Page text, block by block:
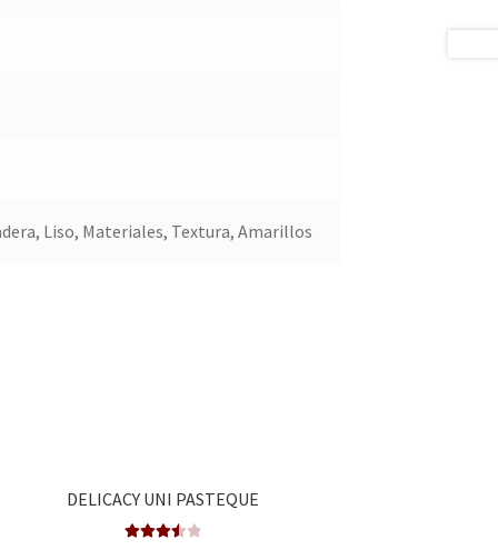
Liso, Materiales, Textura, Amarillos
DELICACY UNI PASTEQUE